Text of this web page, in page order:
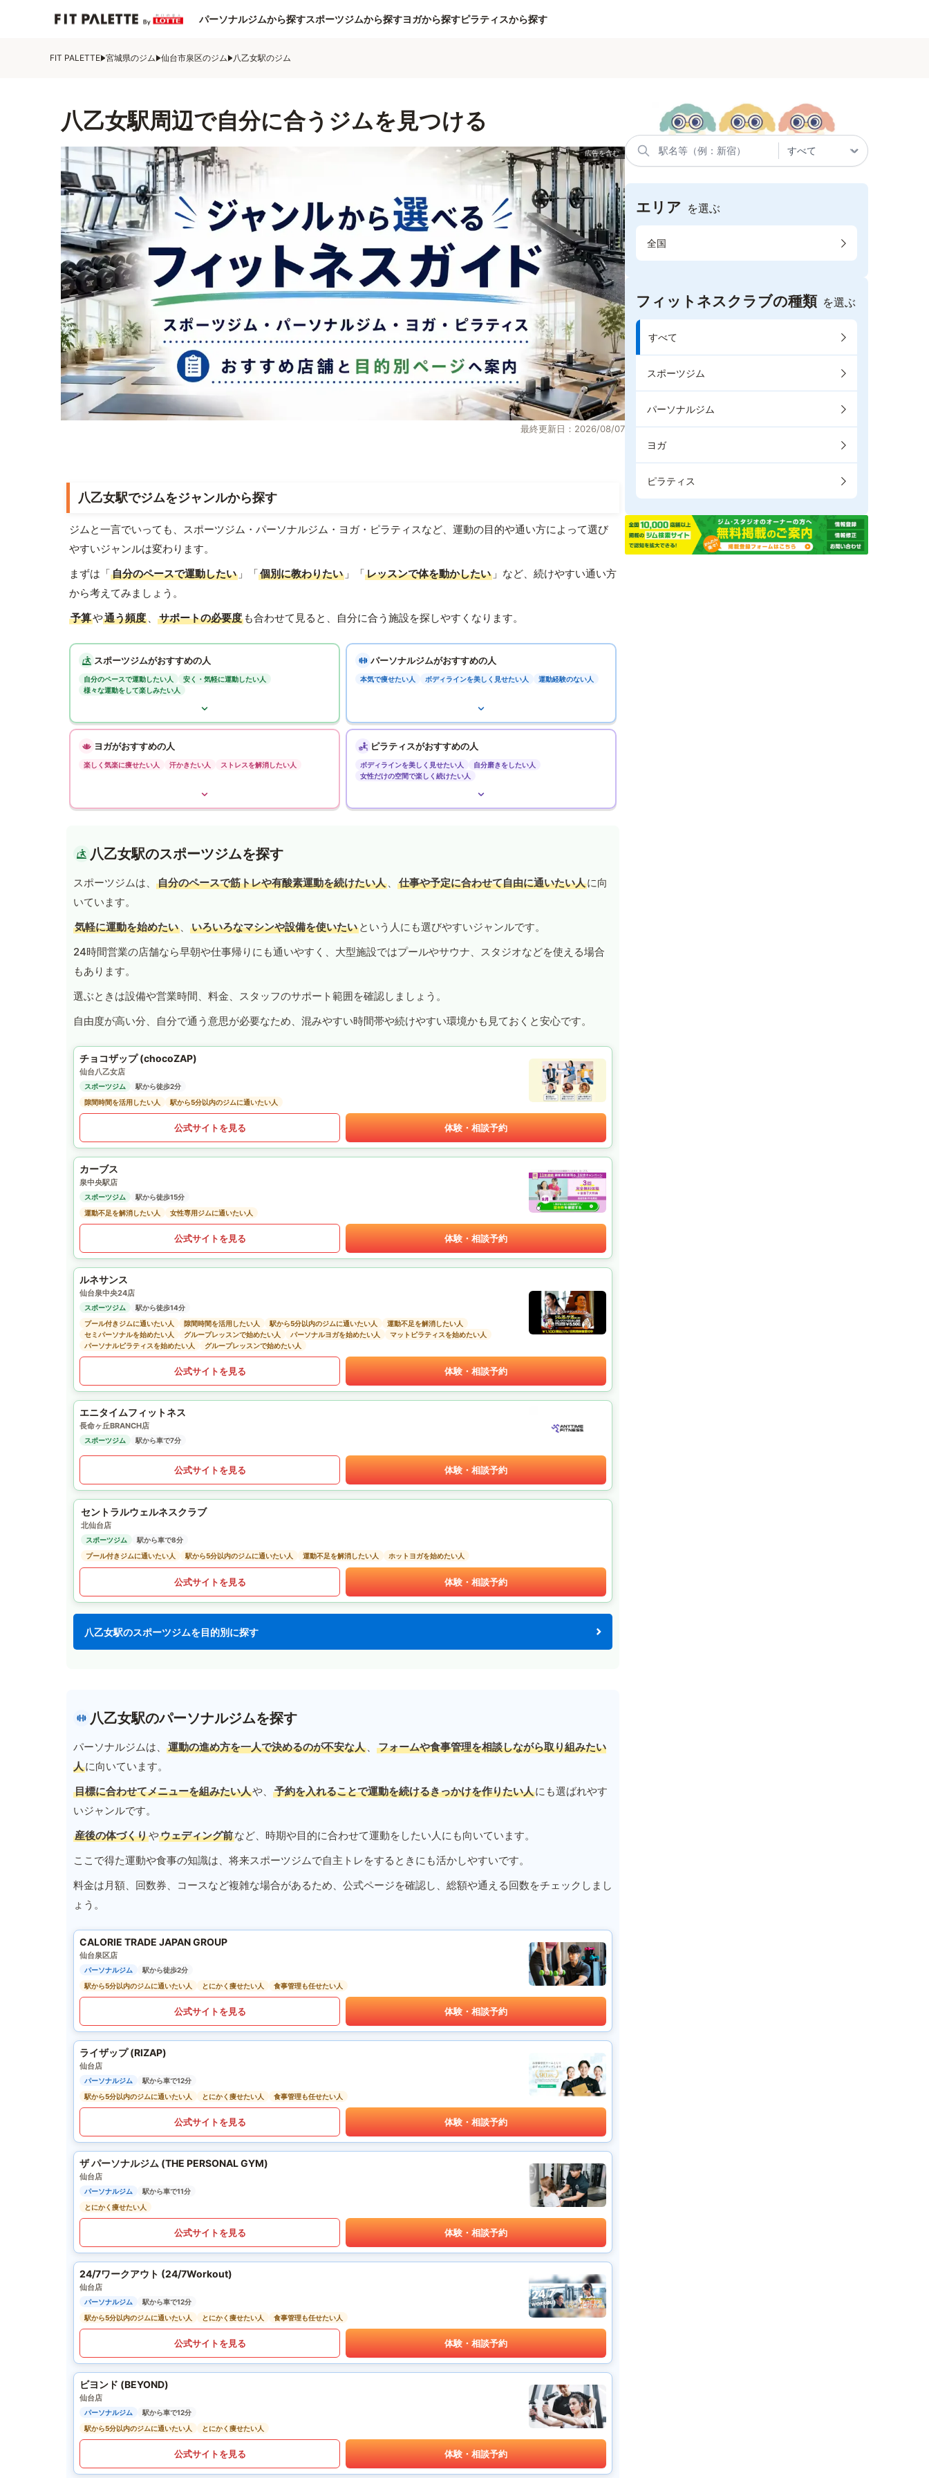
パーソナルジムから探すスポーツジムから探すヨガから探すピラティスから探す
FIT PALETTE 宮城県のジム 仙台市泉区のジム 八乙女駅のジム
八乙女駅周辺で自分に合うジムを見つける
最終更新日：2026/08/07
八乙女駅でジムをジャンルから探す
ジムと一言でいっても、スポーツジム・パーソナルジム・ヨガ・ピラティスなど、運動の目的や通い方によって選び
やすいジャンルは変わります。
まずは「自分のペースで運動したい 」「個別に教わりたい 」「レッスンで体を動かしたい 」など、続けやすい通い方
から考えてみましょう。
予算や通う頻度 、 サポートの必要度 も合わせて見ると、自分に合う施設を探しやすくなります。
スポーツジムがおすすめの人
自分のペースで運動したい人
安く・気軽に運動したい人
様々な運動をして楽しみたい人
パーソナルジムがおすすめの人
本気で痩せたい人 ボディラインを美しく見せたい人 運動経験のない人
ヨガがおすすめの人
楽しく気楽に痩せたい人 汗かきたい人 ストレスを解消したい人
ピラティスがおすすめの人
ボディラインを美しく見せたい人
自分磨きをしたい人
女性だけの空間で楽しく続けたい人
八乙女駅のスポーツジムを探す
スポーツジムは、 自分のペースで筋トレや有酸素運動を続けたい人 、 仕事や予定に合わせて自由に通いたい人に向
いています。
気軽に運動を始めたい 、 いろいろなマシンや設備を使いたい という人にも選びやすいジャンルです。
24時間営業の店舗なら早朝や仕事帰りにも通いやすく、大型施設ではプールやサウナ、スタジオなどを使える場合
もあります。
選ぶときは設備や営業時間、料金、スタッフのサポート範囲を確認しましょう。
自由度が高い分、自分で通う意思が必要なため、混みやすい時間帯や続けやすい環境かも見ておくと安心です。
チョコザップ (chocoZAP)
仙台八乙女店
スポーツジム
駅から徒歩2分
隙間時間を活用したい人
駅から5分以内のジムに通いたい人
公式サイトを見る 体験・相談予約
カーブス
泉中央駅店
スポーツジム
駅から徒歩15分
運動不足を解消したい人
女性専用ジムに通いたい人
公式サイトを見る 体験・相談予約
ルネサンス
仙台泉中央24店
スポーツジム
駅から徒歩14分
プール付きジムに通いたい人
隙間時間を活用したい人 駅から5分以内のジムに通いたい人
運動不足を解消したい人
セミパーソナルを始めたい人
グループレッスンで始めたい人 パーソナルヨガを始めたい人
マットピラティスを始めたい人
パーソナルピラティスを始めたい人
グループレッスンで始めたい人
公式サイトを見る 体験・相談予約
エニタイムフィットネス
長命ヶ丘BRANCH店
スポーツジム 駅から車で7分
公式サイトを見る 体験・相談予約
セントラルウェルネスクラブ
北仙台店
スポーツジム
駅から車で8分
プール付きジムに通いたい人
駅から5分以内のジムに通いたい人 運動不足を解消したい人 ホットヨガを始めたい人
公式サイトを見る 体験・相談予約
八乙女駅のスポーツジムを目的別に探す
八乙女駅のパーソナルジムを探す
パーソナルジムは、 運動の進め方を一人で決めるのが不安な人 、
フォームや食事管理を相談しながら取り組みたい
人に向いています。
目標に合わせてメニューを組みたい人や、 予約を入れることで運動を続けるきっかけを作りたい人にも選ばれやす
いジャンルです。
産後の体づくりやウェディング前など、時期や目的に合わせて運動をしたい人にも向いています。
ここで得た運動や食事の知識は、将来スポーツジムで自主トレをするときにも活かしやすいです。
料金は月額、回数券、コースなど複雑な場合があるため、公式ページを確認し、総額や通える回数をチェックしまし
ょう。
CALORIE TRADE JAPAN GROUP
仙台泉区店
パーソナルジム
駅から徒歩2分
駅から5分以内のジムに通いたい人
とにかく痩せたい人 食事管理も任せたい人
公式サイトを見る 体験・相談予約
ライザップ (RIZAP)
仙台店
パーソナルジム
駅から車で12分
駅から5分以内のジムに通いたい人
とにかく痩せたい人 食事管理も任せたい人
公式サイトを見る 体験・相談予約
ザ パーソナルジム (THE PERSONAL GYM)
仙台店
パーソナルジム
駅から車で11分
とにかく痩せたい人
公式サイトを見る 体験・相談予約
24/7ワークアウト (24/7Workout)
仙台店
パーソナルジム
駅から車で12分
駅から5分以内のジムに通いたい人
とにかく痩せたい人 食事管理も任せたい人
公式サイトを見る 体験・相談予約
ビヨンド (BEYOND)
仙台店
パーソナルジム
駅から車で12分
駅から5分以内のジムに通いたい人
とにかく痩せたい人
公式サイトを見る 体験・相談予約
エリア を選ぶ
全国
フィットネスクラブの種類 を選ぶ
すべて
スポーツジム
パーソナルジム
ヨガ
ピラティス